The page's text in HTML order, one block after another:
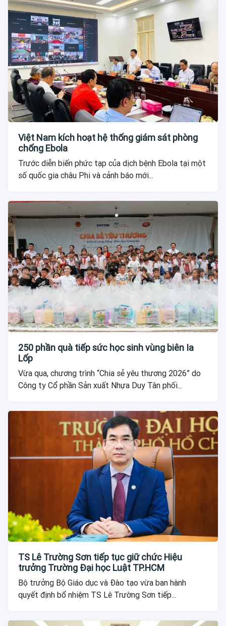
Việt Nam kích hoạt hệ thống giám sát phòng
chống Ebola
Trước diễn biến phức tạp của dịch bệnh Ebola tại một
số quốc gia châu Phi và cảnh báo mới...
250 phần quà tiếp sức học sinh vùng biên Ia
Lốp
Vừa qua, chương trình “Chia sẻ yêu thương 2026” do
Công ty Cổ phần Sản xuất Nhựa Duy Tân phối...
TS Lê Trường Sơn tiếp tục giữ chức Hiệu
trưởng Trường Đại học Luật TP.HCM
Bộ trưởng Bộ Giáo dục và Đào tạo vừa ban hành
quyết định bổ nhiệm TS Lê Trường Sơn tiếp...